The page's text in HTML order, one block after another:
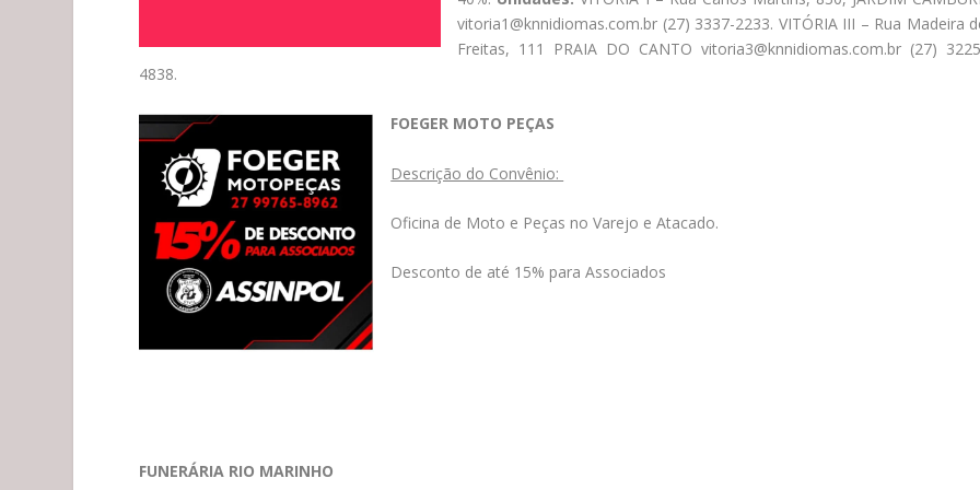
vitoria1@knnidiomas.com.br (27) 3337-2233. VITÓRIA III – Rua Madeira
Freitas, 111 PRAIA DO CANTO vitoria3@knnidiomas.com.br (27)
4838.
FOEGER MOTO PEÇAS
Descrição do Convênio:
Oficina de Moto e Peças no Varejo e Atacado.
Desconto de até 15% para Associados
FUNERÁRIA RIO MARINHO